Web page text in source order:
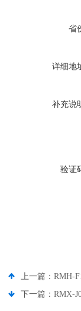
省
详细地
补充说
验证
上一篇： RMH-
下一篇： RMX-